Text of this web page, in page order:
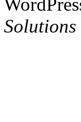
Solutions